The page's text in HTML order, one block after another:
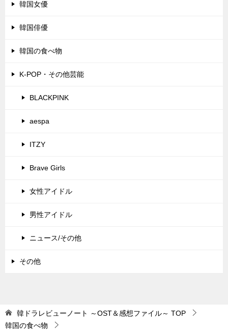
韓国女優
韓国俳優
韓国の食べ物
K-POP・その他芸能
BLACKPINK
aespa
ITZY
Brave Girls
女性アイドル
男性アイドル
ニュース/その他
その他
韓ドラレビューノート ～OST＆感想ファイル～ TOP
韓国の食べ物